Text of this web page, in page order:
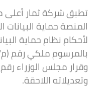
تطبق شركة ثمار أعلى
المنصة حماية
لأحكام نظام حماية
وتعديلاته اللاحقة.